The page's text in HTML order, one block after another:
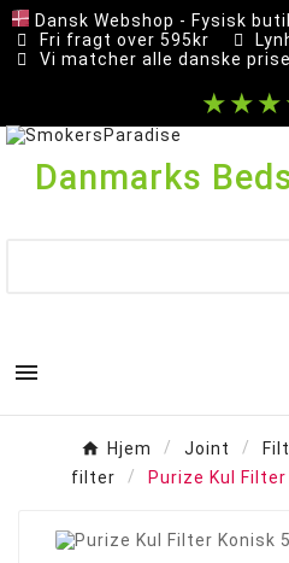
Dansk Webshop - Fysisk
Fri fragt over 595kr
Vi matcher alle danske
Danmarks

Hjem Joint
filter
Purize Kul